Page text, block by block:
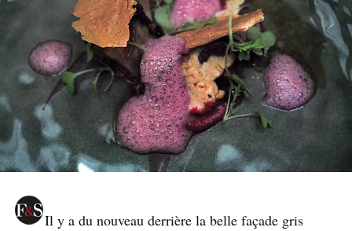
Il y a du nouveau derrière la belle façade gris